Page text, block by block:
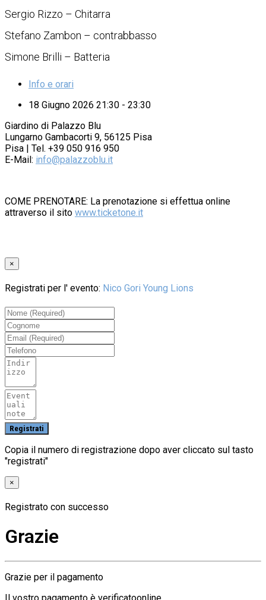
Sergio Rizzo – Chitarra
Stefano Zambon – contrabbasso
Simone Brilli – Batteria
Info e orari
18 Giugno 2026 21:30 - 23:30
Giardino di Palazzo Blu
Lungarno Gambacorti 9, 56125 Pisa
Pisa | Tel. +39 050 916 950
E-Mail: info@palazzoblu.it
COME PRENOTARE: La prenotazione si effettua online
attraverso il sito www.ticketone.it
×
Registrati per l' evento: Nico Gori Young Lions
Copia il numero di registrazione dopo aver cliccato sul tasto
"registrati"
×
Registrato con successo
Grazie
Grazie per il pagamento
Il vostro pagamento è verificatoonline.